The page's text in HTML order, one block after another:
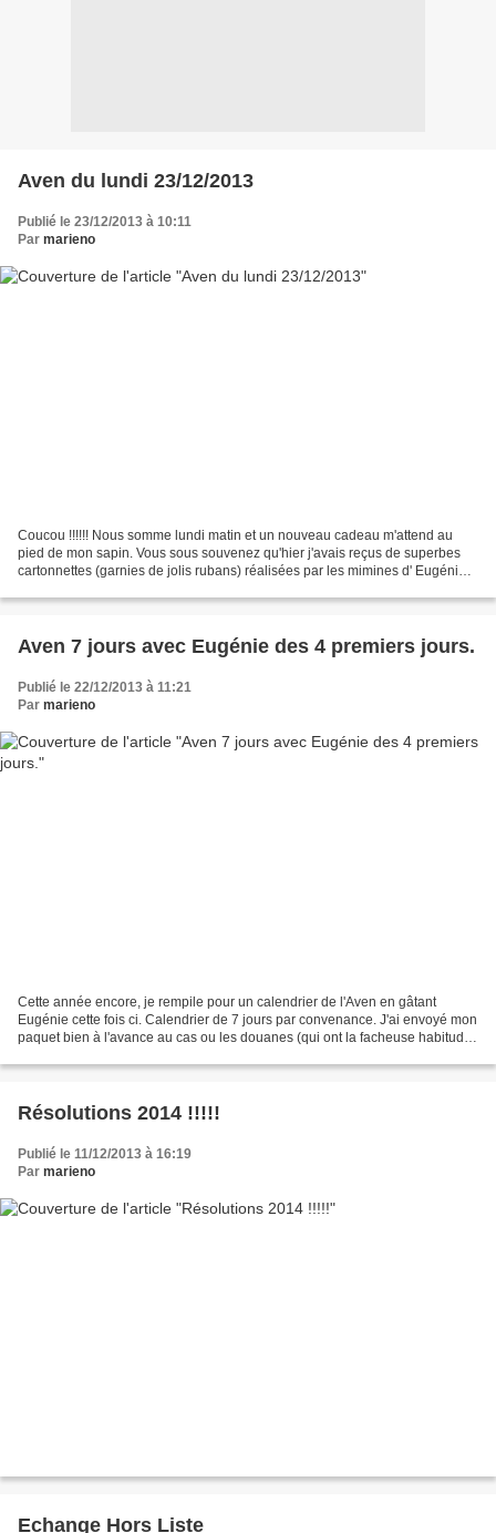
Aven du lundi 23/12/2013
Publié le 23/12/2013 à 10:11
Par marieno
Coucou !!!!!! Nous somme lundi matin et un nouveau cadeau m'attend au
pied de mon sapin. Vous sous souvenez qu'hier j'avais reçus de superbes
cartonnettes (garnies de jolis rubans) réalisées par les mimines d' Eugénie
Aven 7 jours avec Eugénie des 4 premiers jours.
Publié le 22/12/2013 à 11:21
Par marieno
Cette année encore, je rempile pour un calendrier de l'Aven en gâtant
Eugénie cette fois ci. Calendrier de 7 jours par convenance. J'ai envoyé mon
paquet bien à l'avance au cas ou les douanes (qui ont la facheuse habitude
Résolutions 2014 !!!!!
Publié le 11/12/2013 à 16:19
Par marieno
Echange Hors Liste